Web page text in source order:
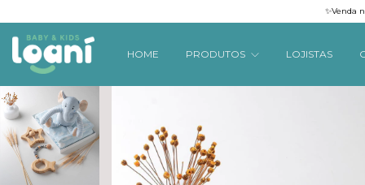
✨Venda
HOME PRODUTOS LOJISTAS